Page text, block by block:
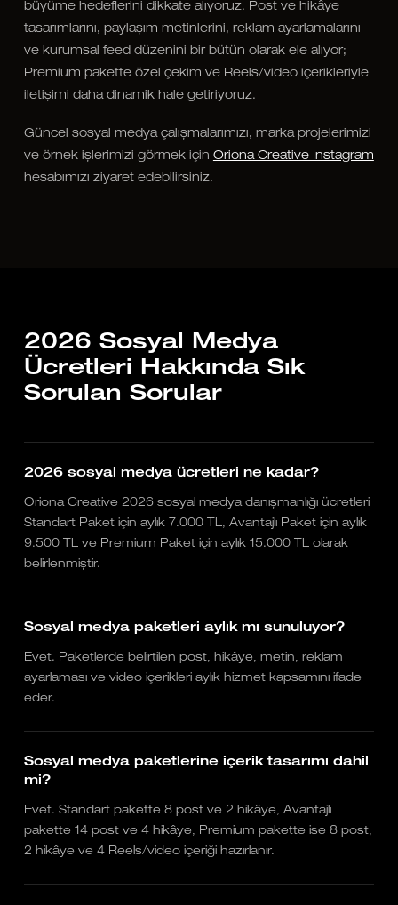
büyüme hedeflerini dikkate alıyoruz. Post ve hikâye
tasarımlarını, paylaşım metinlerini, reklam ayarlamalarını
ve kurumsal feed düzenini bir bütün olarak ele alıyor;
Premium pakette özel çekim ve Reels/video içerikleriyle
iletişimi daha dinamik hale getiriyoruz.
Güncel sosyal medya çalışmalarımızı, marka projelerimizi
ve örnek işlerimizi görmek için Oriona Creative Instagram
hesabımızı ziyaret edebilirsiniz.
2026 Sosyal Medya
Ücretleri Hakkında Sık
Sorulan Sorular
2026 sosyal medya ücretleri ne kadar?
Oriona Creative 2026 sosyal medya danışmanlığı ücretleri
Standart Paket için aylık 7.000 TL, Avantajlı Paket için aylık
9.500 TL ve Premium Paket için aylık 15.000 TL olarak
belirlenmiştir.
Sosyal medya paketleri aylık mı sunuluyor?
Evet. Paketlerde belirtilen post, hikâye, metin, reklam
ayarlaması ve video içerikleri aylık hizmet kapsamını ifade
eder.
Sosyal medya paketlerine içerik tasarımı dahil
mi?
Evet. Standart pakette 8 post ve 2 hikâye, Avantajlı
pakette 14 post ve 4 hikâye, Premium pakette ise 8 post,
2 hikâye ve 4 Reels/video içeriği hazırlanır.